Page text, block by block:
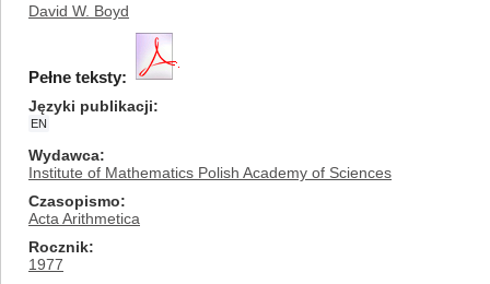
David W. Boyd
Pełne teksty:
Języki publikacji
EN
Wydawca
Institute of Mathematics Polish Academy of Sciences
Czasopismo
Acta Arithmetica
Rocznik
1977